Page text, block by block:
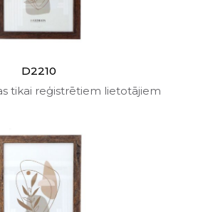
D2210
tikai reģistrētiem lietotājiem